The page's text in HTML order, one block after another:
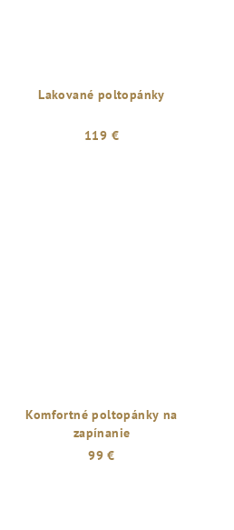
Lakované poltopánky
119 €
Komfortné poltopánky na
zapínanie
99 €